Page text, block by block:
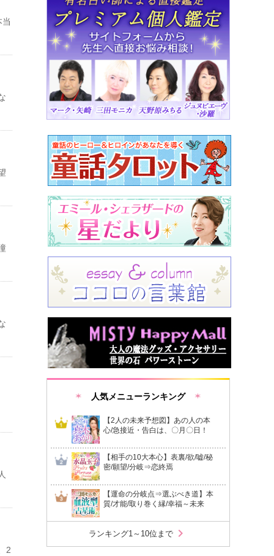
2
人気メニューランキング
【2人の未来予想図】あの人の本
心/急接近・告白は、〇月〇日！
【相手の10大本心】表裏/欲/嘘/秘
密/願望/分岐⇒恋終焉
【運命の分岐点⇒選ぶべき道】本
質/才能/取り巻く縁/幸福～未来
ランキング1～10位まで chevron_right